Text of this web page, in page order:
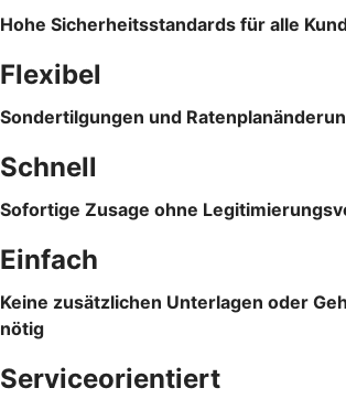
Hohe Sicherheitsstandards für alle
Flexibel
Sondertilgungen und
Schnell
Sofortige Zusage ohne
Einfach
Keine zusätzlichen Unterlagen oder
nötig
Serviceorientiert